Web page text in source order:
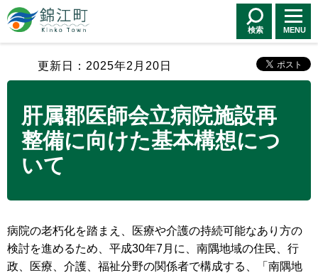
錦江町 Kinko
Town
検索 MENU
更新日：2025年2月20日
肝属郡医師会立病院施設再
整備に向けた基本構想につ
いて
病院の老朽化を踏まえ、医療や介護の持続可能なあり方の
検討を進めるため、平成30年7月に、南隅地域の住民、行
政、医療、介護、福祉分野の関係者で構成する、「南隅地